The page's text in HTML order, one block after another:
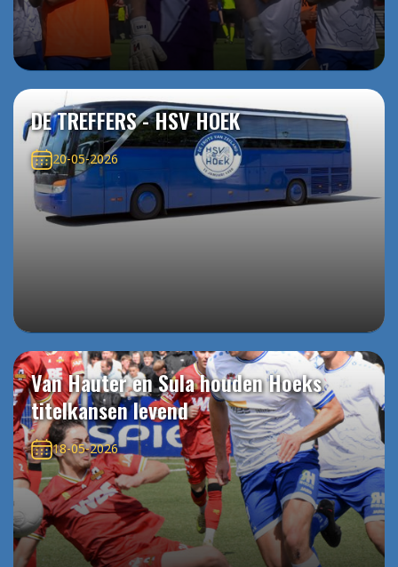
DE TREFFERS - HSV HOEK
20-05-2026
Van Hauter en Sula houden Hoeks
titelkansen levend
18-05-2026